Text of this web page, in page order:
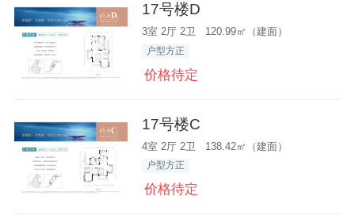
17号楼D
3室 2厅 2卫 120.99㎡（建面）
户型方正
价格待定
17号楼C
4室 2厅 2卫 138.42㎡（建面）
户型方正
价格待定